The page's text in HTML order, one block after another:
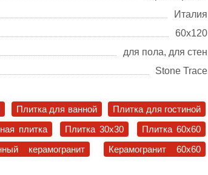
Италия
60х120
для пола, для стен
Stone Trace
Плитка для ванной
Плитка для гостиной
плитка Плитка 30x30
Плитка 60x60
керамогранит
Керамогранит 60x60